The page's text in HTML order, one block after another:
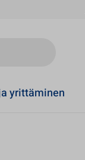
yrittäminen